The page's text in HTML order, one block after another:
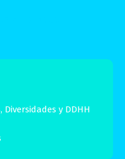
y DDHH